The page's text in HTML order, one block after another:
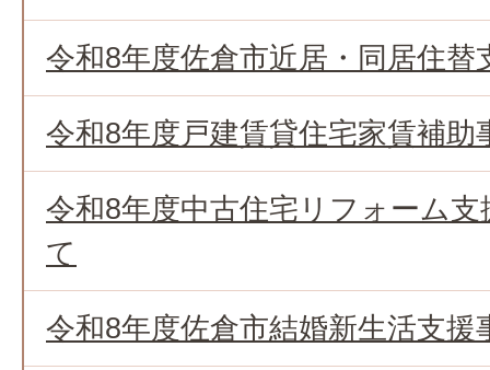
令和8年度佐倉市近居・同居住
令和8年度戸建賃貸住宅家賃補助
令和8年度中古住宅リフォーム
て
令和8年度佐倉市結婚新生活支援